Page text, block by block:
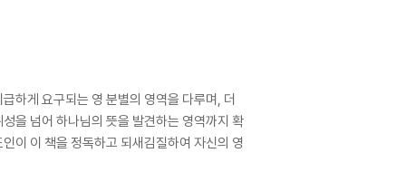
하게 요구되는 영 분별의 영역을 다루며, 더
을 넘어 하나님의 뜻을 발견하는 영역까지 확
이 이 책을 정독하고 되새김질하여 자신의 영